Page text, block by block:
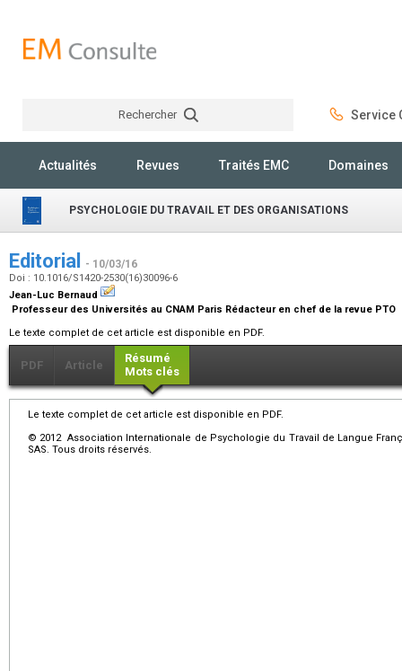
Rechercher Service
Actualités Revues Traités EMC Domaines
PSYCHOLOGIE DU TRAVAIL ET DES ORGANISATIONS
Editorial - 10/03/16
Doi : 10.1016/S1420-2530(16)30096-6
Jean-Luc Bernaud
Professeur des Universités au CNAM Paris Rédacteur en chef de la revue PTO
Le texte complet de cet article est disponible en PDF.
PDF Article
Résumé
Mots clés
Le texte complet de cet article est disponible en PDF.
© 2012 Association Internationale de Psychologie du Travail de Langue
SAS. Tous droits réservés.